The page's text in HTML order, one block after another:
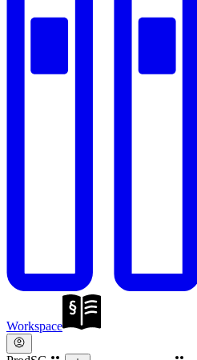
Workspace